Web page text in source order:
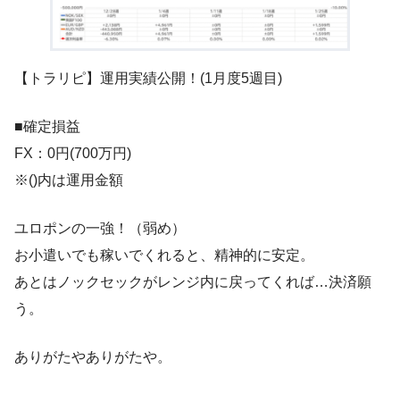
【トラリピ】運用実績公開！(1月度5週目)
■確定損益
FX：0円(700万円)
※()内は運用金額
ユロポンの一強！（弱め）
お小遣いでも稼いでくれると、精神的に安定。
あとはノックセックがレンジ内に戻ってくれば…決済願
う。
ありがたやありがたや。